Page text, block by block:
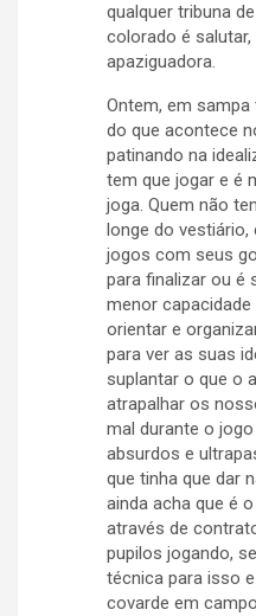
qualquer tribuna
colorado é
apaziguadora.
Ontem, em
do que acontece
patinando na
tem que jogar e é
joga. Quem não
longe do vestiário,
jogos com seus
para finalizar ou é
menor
orientar e
para ver as suas
suplantar o que o
atrapalhar os
mal durante o
absurdos e
que tinha que dar
ainda acha que é
através de
pupilos jogando,
técnica para isso
covarde em